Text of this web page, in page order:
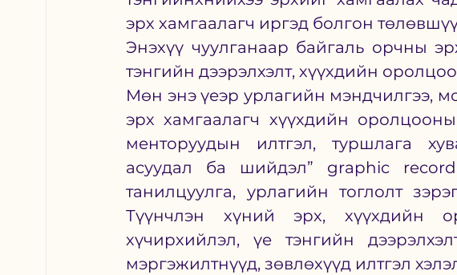
эрх хамгаалагч иргэд болгон
Энэхүү чуулганаар байгаль орчны
тэнгийн дээрэлхэлт, хүүхдийн
Мөн энэ үеэр урлагийн мэндчилгээ,
эрх хамгаалагч хүүхдийн
менторуудын илтгэл, туршлага
асуудал ба шийдэл” graphic
танилцуулга, урлагийн тоглолт
Түүнчлэн хүний эрх, хүүхдийн
хүчирхийлэл, үе тэнгийн
мэргэжилтнүүд, зөвлөхүүд илтгэл